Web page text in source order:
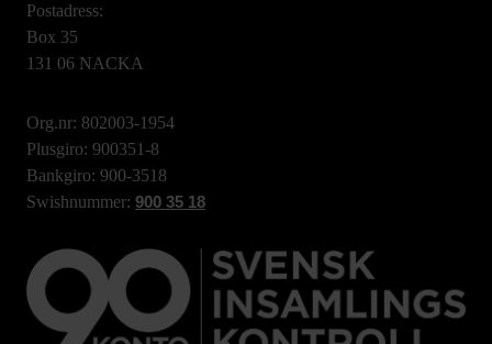
Postadress:
Box 35
131 06 NACKA
Org.nr: 802003-1954
Plusgiro: 900351-8
Bankgiro: 900-3518
Swishnummer: 900 35 18